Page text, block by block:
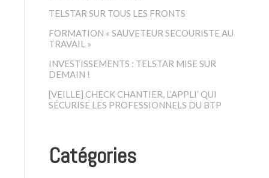
TELSTAR SUR TOUS LES FRONTS
FORMATION « SAUVETEUR SECOURISTE AU
TRAVAIL »
INVESTISSEMENTS : TELSTAR MISE SUR
DEMAIN !
[VEILLE] CHECK CHANTIER, L’APPLI’ QUI
SÉCURISE LES PROFESSIONNELS DU BTP
Catégories